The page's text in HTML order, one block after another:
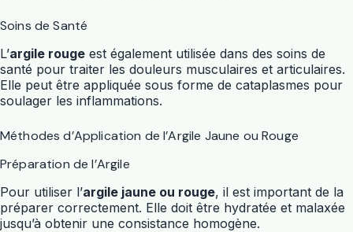
Soins de Santé
L’argile rouge est également utilisée dans des soins de
santé pour traiter les douleurs musculaires et articulaires.
Elle peut être appliquée sous forme de cataplasmes pour
soulager les inflammations.
Méthodes d’Application de l’Argile Jaune ou Rouge
Préparation de l’Argile
Pour utiliser l’argile jaune ou rouge, il est important de la
préparer correctement. Elle doit être hydratée et malaxée
jusqu’à obtenir une consistance homogène.